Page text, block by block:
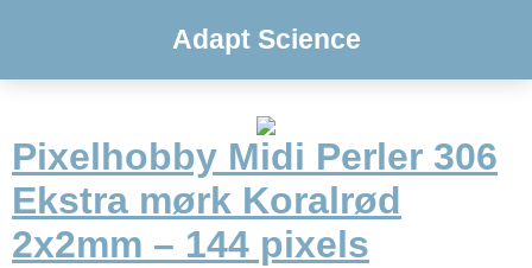
Adapt Science
Pixelhobby Midi Perler 306
Ekstra mørk Koralrød
2x2mm – 144 pixels